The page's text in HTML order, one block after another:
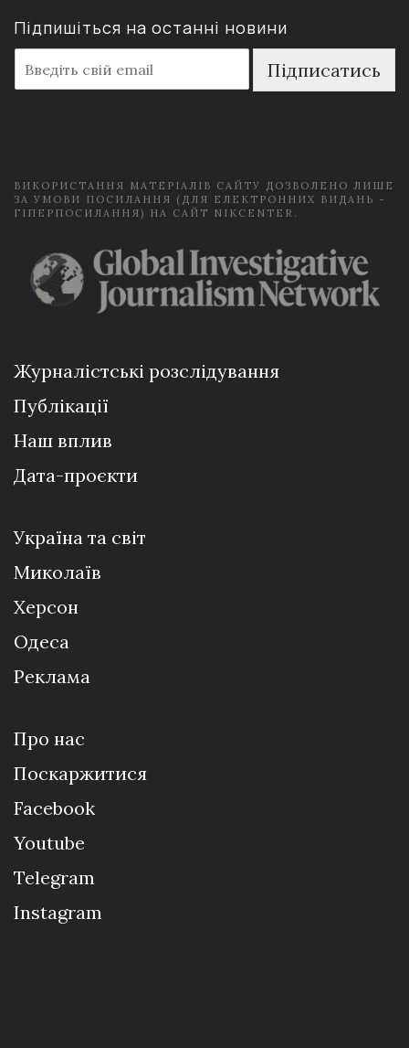
Підпишіться на останні новини
m
a
Підписатись
ВИКОРИСТАННЯ МАТЕРІАЛІВ САЙТУ ДОЗВОЛЕНО ЛИШЕ
ЗА УМОВИ ПОСИЛАННЯ (ДЛЯ ЕЛЕКТРОННИХ ВИДАНЬ -
ГІПЕРПОСИЛАННЯ) НА САЙТ NIKCENTER.
Журналістські розслідування
Публікації
Наш вплив
Дата-проєкти
Україна та світ
Миколаїв
Херсон
Одеса
Реклама
Про нас
Поскаржитися
Facebook
Youtube
Telegram
Instagram